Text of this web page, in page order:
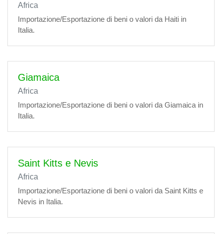
Africa
Importazione/Esportazione di beni o valori da Haiti in
Italia.
Giamaica
Africa
Importazione/Esportazione di beni o valori da Giamaica in
Italia.
Saint Kitts e Nevis
Africa
Importazione/Esportazione di beni o valori da Saint Kitts e
Nevis in Italia.